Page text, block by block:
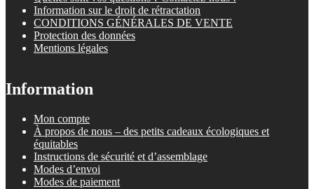
Information sur le droit de rétractation
CONDITIONS GÉNÉRALES DE VENTE
Protection des données
Mentions légales
Information
Mon compte
À propos de nous – des petits cadeaux écologiques et
équitables
Instructions de sécurité et d’assemblage
Modes d’envoi
Modes de paiement